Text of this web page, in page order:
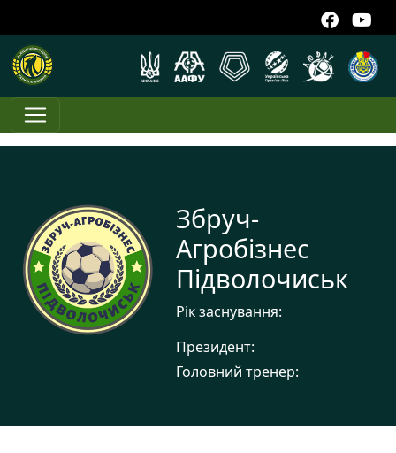
Збруч-
Агробізнес
Підволочиськ
Рік заснування:
Президент:
Головний тренер: